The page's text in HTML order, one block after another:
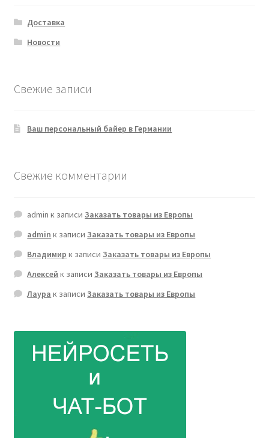
Доставка
Новости
Свежие записи
Ваш персональный байер в Германии
Свежие комментарии
admin к записиЗаказать товары из Европы
admin к записиЗаказать товары из Европы
Владимир к записиЗаказать товары из Европы
Алексей к записиЗаказать товары из Европы
Лаура к записиЗаказать товары из Европы